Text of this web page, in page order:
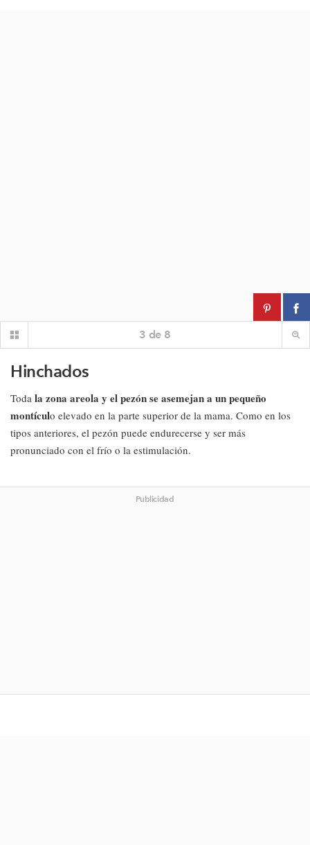
3 de 8
Hinchados
Toda la zona areola y el pezón se asemejan a un pequeño
montículo elevado en la parte superior de la mama. Como en los
tipos anteriores, el pezón puede endurecerse y ser más
pronunciado con el frío o la estimulación.
Publicidad